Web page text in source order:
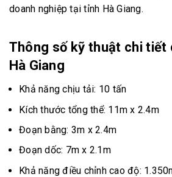
doanh nghiệp tại tỉnh Hà Giang.
Thông số kỹ thuật chi tiết
Hà Giang
Khả năng chịu tải: 10 tấn
Kích thước tổng thể: 11m x 2.4m
Đoạn bằng: 3m x 2.4m
Đoạn dốc: 7m x 2.1m
Khả năng điều chỉnh cao độ: